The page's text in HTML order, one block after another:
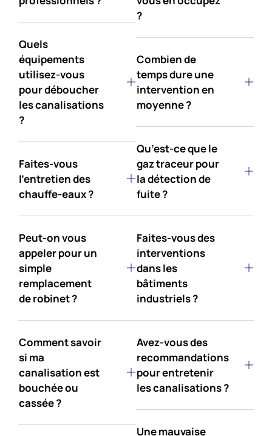
Quels
équipements
utilisez-vous
pour déboucher
les canalisations
?
Faites-vous
l’entretien des
chauffe-eaux ?
Peut-on vous
appeler pour un
simple
remplacement
de robinet ?
Comment savoir
si ma
canalisation est
bouchée ou
cassée ?
?
Combien de
temps dure une
intervention en
moyenne ?
Qu’est-ce que le
gaz traceur pour
la détection de
fuite ?
Faites-vous des
interventions
dans les
bâtiments
industriels ?
Avez-vous des
recommandations
pour entretenir
les canalisations ?
Une mauvaise